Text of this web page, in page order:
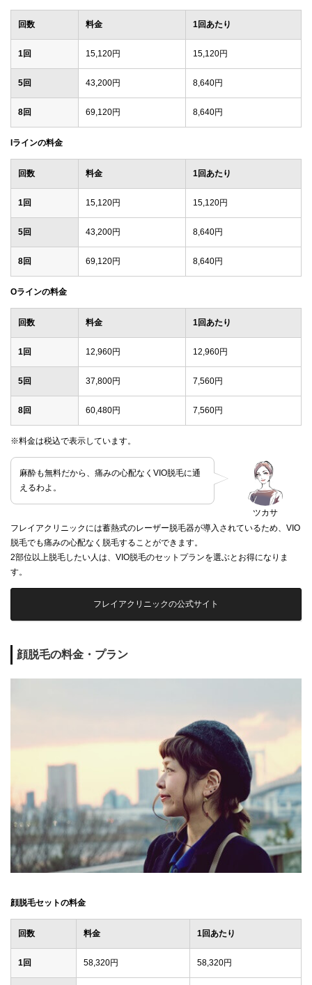
回数 料金 1回あたり
1回 15,120円 15,120円
5回 43,200円 8,640円
8回 69,120円 8,640円
Iラインの料金
回数 料金 1回あたり
1回 15,120円 15,120円
5回 43,200円 8,640円
8回 69,120円 8,640円
Oラインの料金
回数 料金 1回あたり
1回 12,960円 12,960円
5回 37,800円 7,560円
8回 60,480円 7,560円
※料金は税込で表示しています。
ツカサ
麻酔も無料だから、痛みの心配なくVIO脱毛に通
えるわよ。
フレイアクリニックには蓄熱式のレーザー脱毛器が導入されているため、VIO
脱毛でも痛みの心配なく脱毛することができます。
2部位以上脱毛したい人は、VIO脱毛のセットプランを選ぶとお得になりま
す。
フレイアクリニックの公式サイト
顔脱毛の料金・プラン
顔脱毛セットの料金
回数 料金 1回あたり
1回 58,320円 58,320円